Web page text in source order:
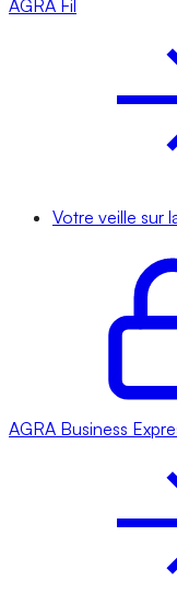
AGRA Fil
Votre veille sur
AGRA Business